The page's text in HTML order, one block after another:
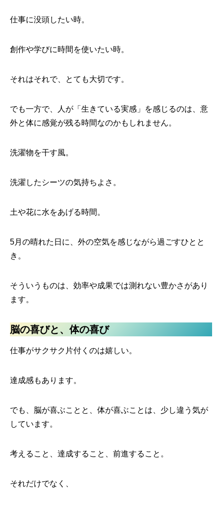
仕事に没頭したい時。
創作や学びに時間を使いたい時。
それはそれで、とても大切です。
でも一方で、人が「生きている実感」を感じるのは、意
外と体に感覚が残る時間なのかもしれません。
洗濯物を干す風。
洗濯したシーツの気持ちよさ。
土や花に水をあげる時間。
5月の晴れた日に、外の空気を感じながら過ごすひとと
き。
そういうものは、効率や成果では測れない豊かさがあり
ます。
脳の喜びと、体の喜び
仕事がサクサク片付くのは嬉しい。
達成感もあります。
でも、脳が喜ぶことと、体が喜ぶことは、少し違う気が
しています。
考えること、達成すること、前進すること。
それだけでなく、